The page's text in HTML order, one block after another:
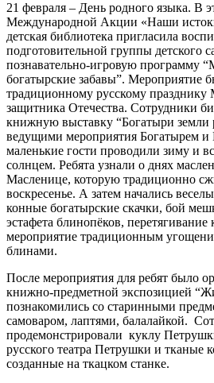
21 февраля – День родного языка. В
Международной Акции «Наши
детская библиотека пригласила
подготовительной группы детского
познавательно-игровую программу
богатырские забавы”. Мероприятие
традиционному русскому
защитника Отечества. Сотрудники
книжную выставку “Богатыри земли
ведущими мероприятия Богатырем
маленькие гости проводили зиму и
солнцем. Ребята узнали о днях
Масленице, которую традиционно
воскресенье. А затем начались
конные богатырские скачки, бой
эстафета блинопёков,
мероприятие традиционным
блинами.
После мероприятия для ребят было
книжно-предметной экспозицией
познакомились со старинными
самоваром, лаптями, балалайкой.
продемонстрировали куклу
русского театра Петрушки и тканые
созданные на ткацком станке.